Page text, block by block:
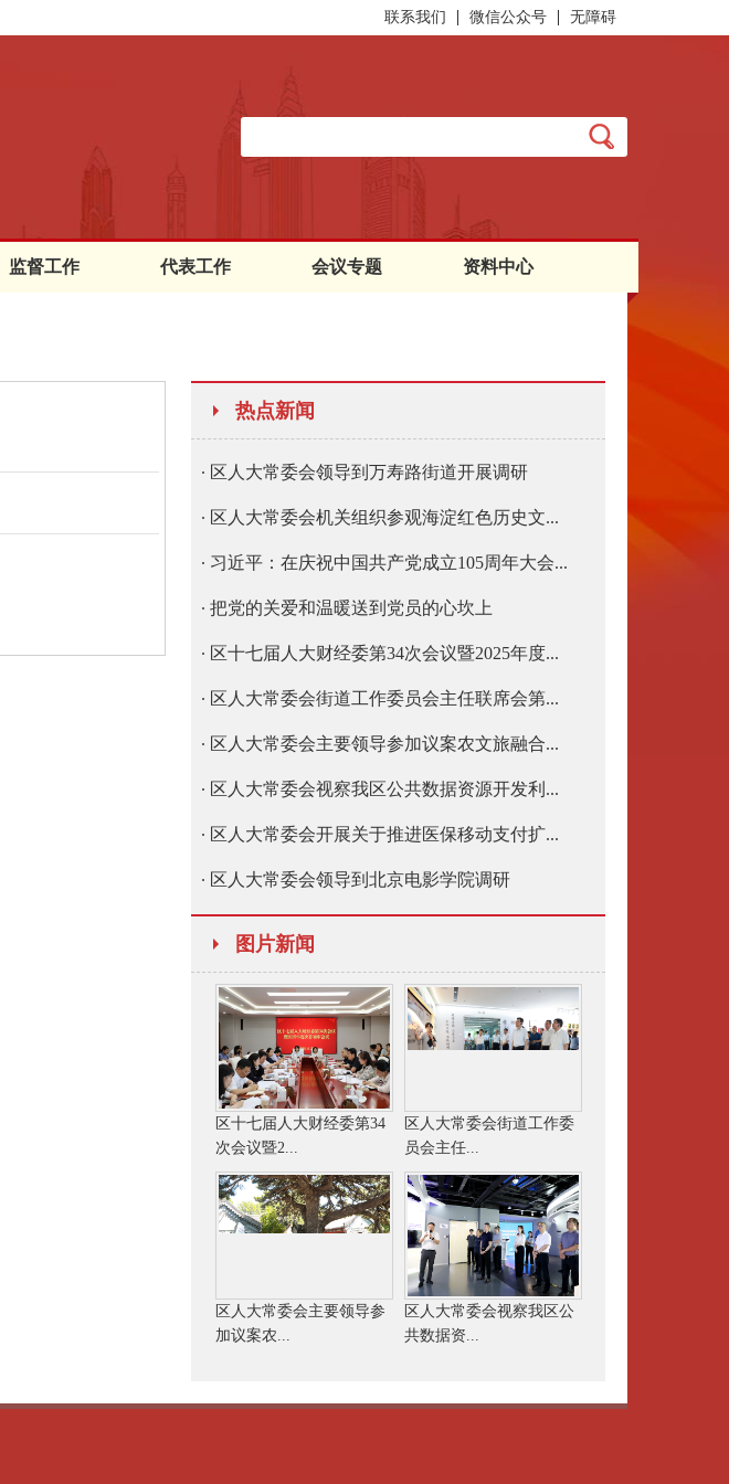
联系我们 微信公众号 无障碍
监督工作 代表工作 会议专题 资料中心
热点新闻
区人大常委会领导到万寿路街道开展调研
区人大常委会机关组织参观海淀红色历史文...
习近平：在庆祝中国共产党成立105周年大会...
把党的关爱和温暖送到党员的心坎上
区十七届人大财经委第34次会议暨2025年度...
区人大常委会街道工作委员会主任联席会第...
区人大常委会主要领导参加议案农文旅融合...
区人大常委会视察我区公共数据资源开发利...
区人大常委会开展关于推进医保移动支付扩...
区人大常委会领导到北京电影学院调研
图片新闻
区十七届人大财经委第34
次会议暨2...
区人大常委会街道工作委
员会主任...
区人大常委会主要领导参
加议案农...
区人大常委会视察我区公
共数据资...